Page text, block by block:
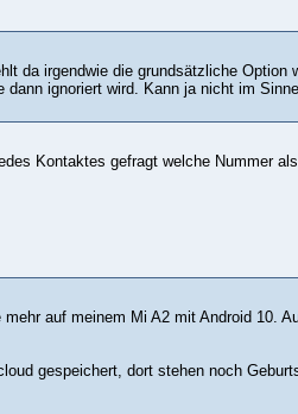
da irgendwie die grundsätzliche
ignoriert wird. Kann ja nicht im
Kontaktes gefragt welche Nummer
auf meinem Mi A2 mit Android 10.
gespeichert, dort stehen noch